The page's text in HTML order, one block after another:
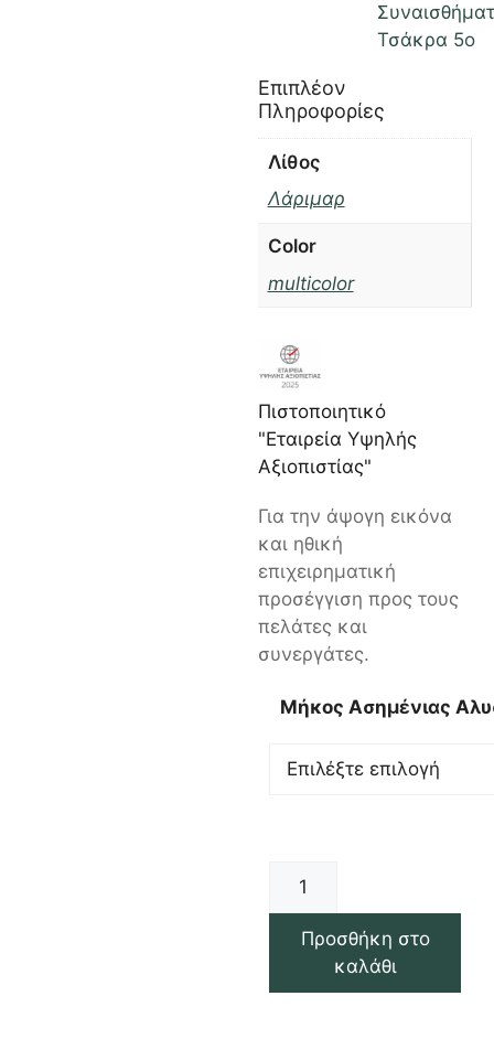
Τσάκρα 5ο
Επιπλέον
Πληροφορίες
Λίθος
Λάριμαρ
Color
multicolor
Πιστοποιητικό
"Εταιρεία Υψηλής
Αξιοπιστίας"
Για την άψογη εικόνα
και ηθική
επιχειρηματική
προσέγγιση προς τους
πελάτες και
συνεργάτες.
Μήκος Ασημένιας
Προσθήκη στο
καλάθι